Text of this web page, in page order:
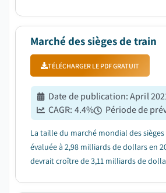
Marché des sièges de train
TÉLÉCHARGER LE PDF GRATUIT
Date de publication:April
CAGR: 4.4% Période de
La taille du marché mondial des
évaluée à 2,98 milliards de dollars en
devrait croître de 3,11 milliards de